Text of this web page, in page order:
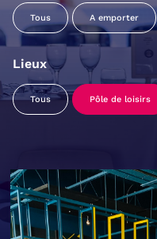
Tous A emporter
Lieux
Tous Pôle de loisirs